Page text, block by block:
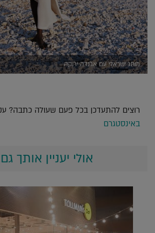
מותג ישראלי עם אג'נדה ירוקה
רוצים להתעדכן בכל פעם שעולה כתבה?
באינסטגרם
אולי יעניין אותך